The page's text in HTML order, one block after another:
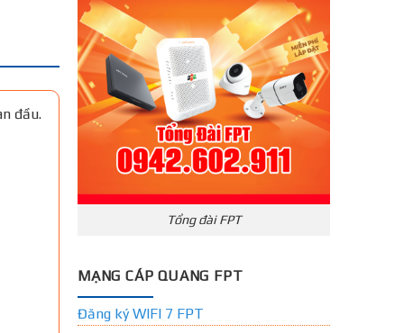
đầu.
Tổng đài FPT
MẠNG CÁP QUANG FPT
Đăng ký WIFI 7 FPT